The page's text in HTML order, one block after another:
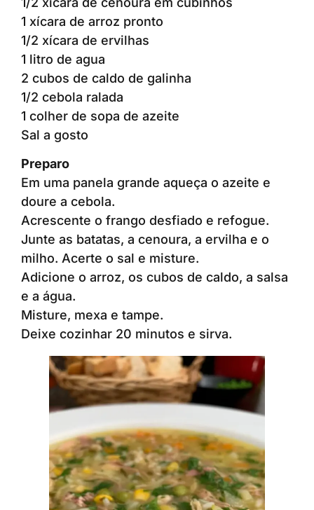
1 xícara de arroz pronto
1/2 xícara de ervilhas
1 litro de agua
2 cubos de caldo de galinha
1/2 cebola ralada
1 colher de sopa de azeite
Sal a gosto
Preparo
Em uma panela grande aqueça o azeite e
doure a cebola.
Acrescente o frango desfiado e refogue.
Junte as batatas, a cenoura, a ervilha e o
milho. Acerte o sal e misture.
Adicione o arroz, os cubos de caldo, a salsa
e a água.
Misture, mexa e tampe.
Deixe cozinhar 20 minutos e sirva.